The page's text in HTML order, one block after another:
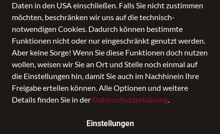
Daten in den USA einschließen. Falls Sie nicht zustimmen
möchten, beschränken wir uns auf die technisch-
notwendigen Cookies. Dadurch können bestimmte
Funktionen nicht oder nur eingeschränkt genutzt werden.
Aber keine Sorge! Wenn Sie diese Funktionen doch nutzen
wollen, weisen wir Sie an Ort und Stelle noch einmal auf
die Einstellungen hin, damit Sie auch im Nachhinein Ihre
Freigabe erteilen können. Alle Optionen und weitere
Details finden Sie in der Datenschutzerklärung.
Einstellungen